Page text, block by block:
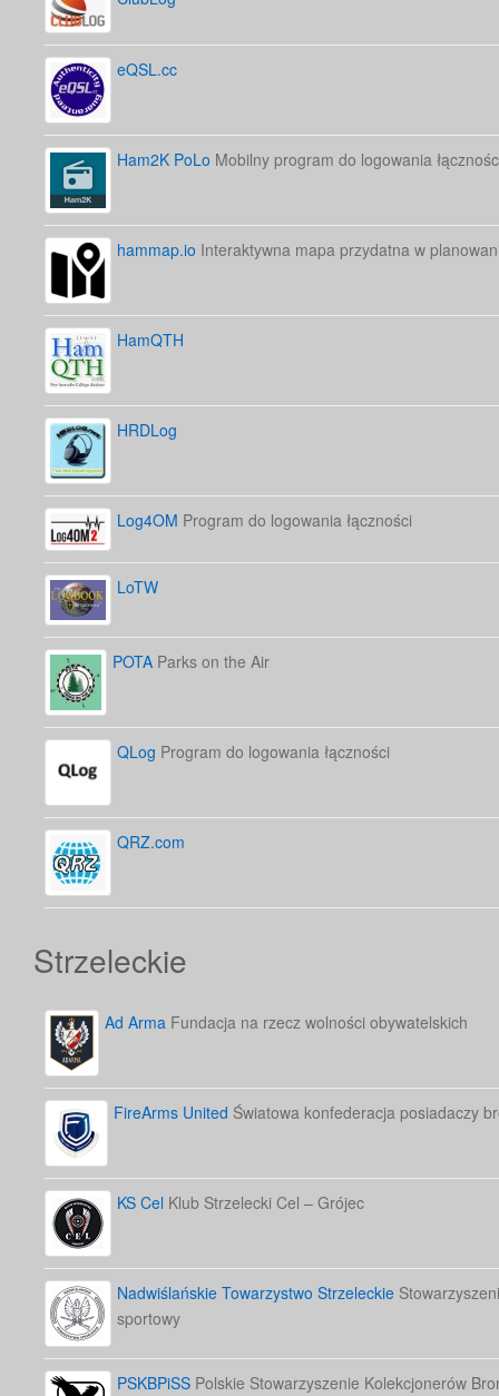
eQSL.cc
Ham2K PoLo Mobilny program do logowania
hammap.io Interaktywna mapa przydatna w
HamQTH
HRDLog
Log4OM Program do logowania łączności
LoTW
POTA Parks on the Air
QLog Program do logowania łączności
QRZ.com
Strzeleckie
Ad Arma Fundacja na rzecz wolności obywatelskich
FireArms United Światowa konfederacja posiadaczy
KS Cel Klub Strzelecki Cel – Grójec
Nadwiślańskie Towarzystwo Strzeleckie
sportowy
PSKBPiSS Polskie Stowarzyszenie Kolekcjonerów